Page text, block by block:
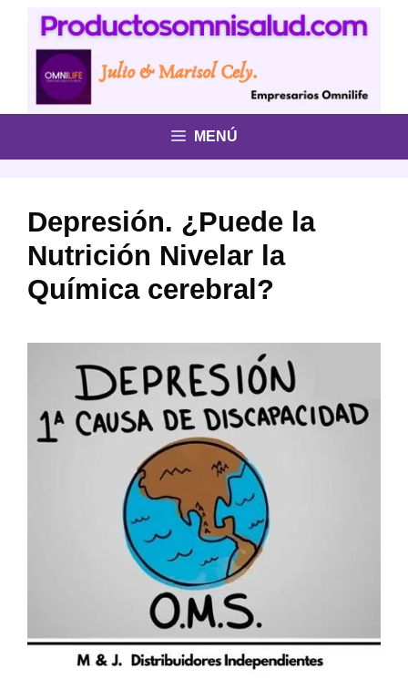
Saltar
contenido
MENÚ
Depresión. ¿Puede la
Nutrición Nivelar la
Química cerebral?